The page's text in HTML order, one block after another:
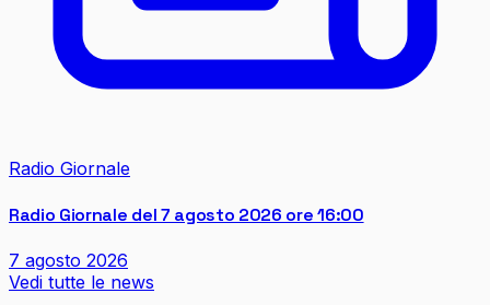
Radio Giornale
Radio Giornale del 7 agosto 2026 ore 16:00
7 agosto 2026
Vedi tutte le news